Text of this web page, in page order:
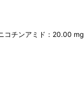
チンアミド：20.00